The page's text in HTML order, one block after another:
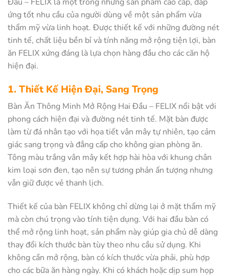
ứng tốt nhu cầu của người dùng về một sản phẩm vừa
thẩm mỹ vừa linh hoạt. Được thiết kế với những đường nét
tinh tế, chất liệu bền bỉ và tính năng mở rộng tiện lợi, bàn
ăn FELIX xứng đáng là lựa chọn hàng đầu cho các căn hộ
hiện đại.
1. Thiết Kế Hiện Đại, Sang Trọng
Bàn Ăn Thông Minh Mở Rộng Hai Đầu – FELIX nổi bật với
phong cách hiện đại và đường nét tinh tế. Mặt bàn được
làm từ đá nhân tạo với họa tiết vân mây tự nhiên, tạo cảm
giác sang trọng và đẳng cấp cho không gian phòng ăn.
Tông màu trắng vân mây kết hợp hài hòa với khung chân
kim loại sơn đen, tạo nên sự tương phản ấn tượng nhưng
vẫn giữ được vẻ thanh lịch.
Thiết kế của bàn FELIX không chỉ dừng lại ở mặt thẩm mỹ
mà còn chú trọng vào tính tiện dụng. Với hai đầu bàn có
thể mở rộng linh hoạt, sản phẩm này giúp gia chủ dễ dàng
thay đổi kích thước bàn tùy theo nhu cầu sử dụng. Khi
không cần mở rộng, bàn có kích thước vừa phải, phù hợp
cho các bữa ăn hàng ngày. Khi có khách hoặc dịp sum họp